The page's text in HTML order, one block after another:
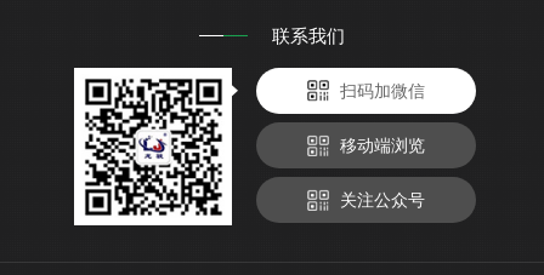
联系我们
扫码加微信
移动端浏览
关注公众号